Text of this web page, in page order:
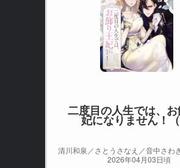
二度目の人生では、
妃になりません！
清川和泉／さとうさなえ／音中さわ
2026年04月03日頃